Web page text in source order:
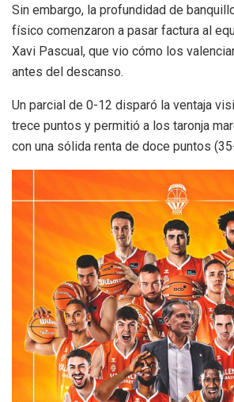
Sin embargo, la profundidad de
físico comenzaron a pasar factura al
Xavi Pascual, que vio cómo los
antes del descanso.
Un parcial de 0-12 disparó la ventaja
trece puntos y permitió a los taronja
con una sólida renta de doce puntos